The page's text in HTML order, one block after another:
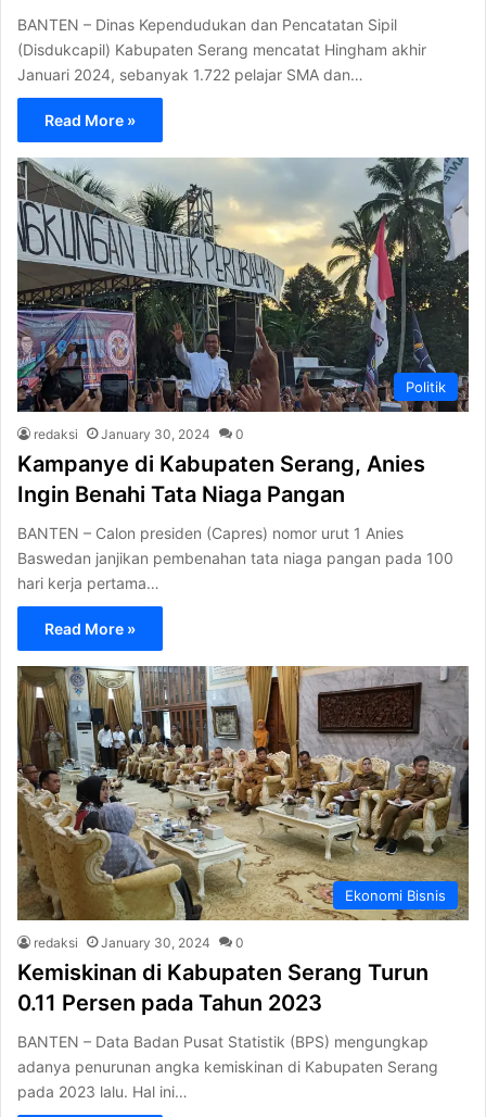
BANTEN – Dinas Kependudukan dan Pencatatan Sipil
(Disdukcapil) Kabupaten Serang mencatat Hingham akhir
Januari 2024, sebanyak 1.722 pelajar SMA dan…
Read More »
Politik
redaksi January 30, 2024 0
Kampanye di Kabupaten Serang, Anies
Ingin Benahi Tata Niaga Pangan
BANTEN – Calon presiden (Capres) nomor urut 1 Anies
Baswedan janjikan pembenahan tata niaga pangan pada 100
hari kerja pertama…
Read More »
Ekonomi Bisnis
redaksi January 30, 2024 0
Kemiskinan di Kabupaten Serang Turun
0.11 Persen pada Tahun 2023
BANTEN – Data Badan Pusat Statistik (BPS) mengungkap
adanya penurunan angka kemiskinan di Kabupaten Serang
pada 2023 lalu. Hal ini…